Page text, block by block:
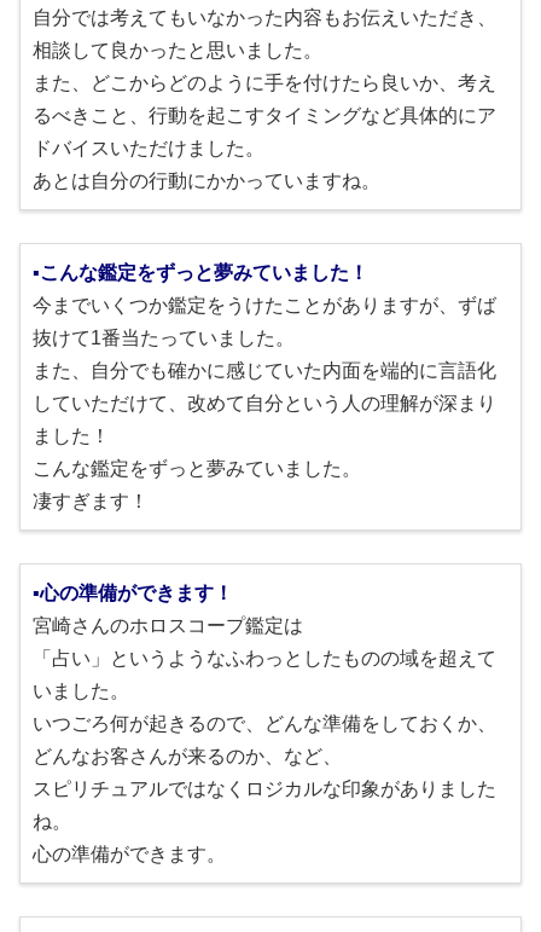
自分では考えてもいなかった内容もお伝えいただき、
相談して良かったと思いました。
また、どこからどのように手を付けたら良いか、考え
るべきこと、行動を起こすタイミングなど具体的にア
ドバイスいただけました。
あとは自分の行動にかかっていますね。
▪こんな鑑定をずっと夢みていました！
今までいくつか鑑定をうけたことがありますが、ずば
抜けて1番当たっていました。
また、自分でも確かに感じていた内面を端的に言語化
していただけて、改めて自分という人の理解が深まり
ました！
こんな鑑定をずっと夢みていました。
凄すぎます！
▪心の準備ができます！
宮崎さんのホロスコープ鑑定は
「占い」というようなふわっとしたものの域を超えて
いました。
いつごろ何が起きるので、どんな準備をしておくか、
どんなお客さんが来るのか、など、
スピリチュアルではなくロジカルな印象がありました
ね。
心の準備ができます。